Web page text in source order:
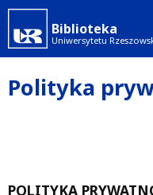
Przejdź
do
treści
Biblioteka
Uniwersytetu
Polityka
POLITYKA